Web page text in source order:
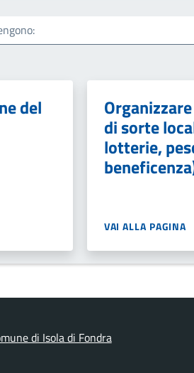
del
di sorte
lotterie,
VAI ALLA PAGINA
di Isola di Fondra